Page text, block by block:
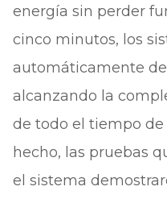
energía sin perder
cinco minutos, los
automáticamente
alcanzando la
de todo el tiempo de
hecho, las pruebas
el sistema